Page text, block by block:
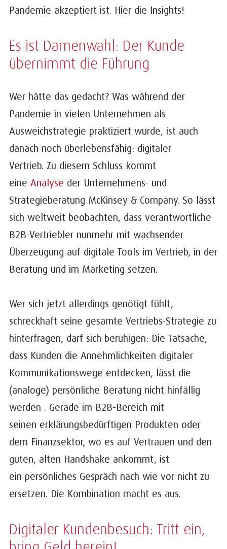
Pandemie akzeptiert ist. Hier die Insights!
Es ist Damenwahl: Der Kunde
übernimmt die Führung
Wer hätte das gedacht? Was während der
Pandemie in vielen Unternehmen als
Ausweichstrategie praktiziert wurde, ist auch
danach noch überlebensfähig: digitaler
Vertrieb. Zu diesem Schluss kommt
eine Analyse der Unternehmens- und
Strategieberatung McKinsey & Company. So lässt
sich weltweit beobachten, dass verantwortliche
B2B-Vertriebler nunmehr mit wachsender
Überzeugung auf digitale Tools im Vertrieb, in der
Beratung und im Marketing setzen.
Wer sich jetzt allerdings genötigt fühlt,
schreckhaft seine gesamte Vertriebs-Strategie zu
hinterfragen, darf sich beruhigen: Die Tatsache,
dass Kunden die Annehmlichkeiten digitaler
Kommunikationswege entdecken, lässt die
(analoge) persönliche Beratung nicht hinfällig
werden . Gerade im B2B-Bereich mit
seinen erklärungsbedürftigen Produkten oder
dem Finanzsektor, wo es auf Vertrauen und den
guten, alten Handshake ankommt, ist
ein persönliches Gespräch nach wie vor nicht zu
ersetzen. Die Kombination macht es aus.
Digitaler Kundenbesuch: Tritt ein,